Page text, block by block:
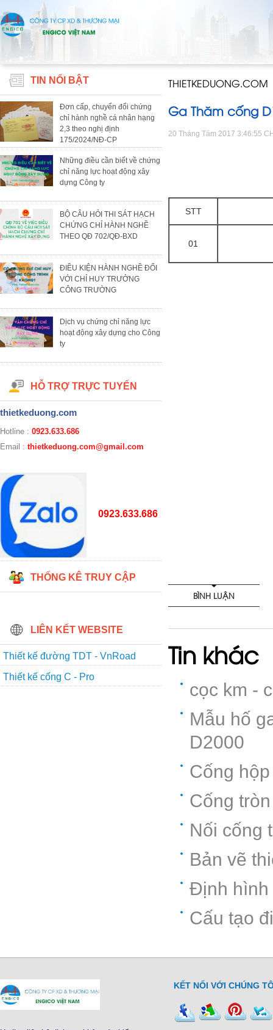
TIN NỔI BẬT
Đơn cấp, chuyển đổi chứng
chỉ hành nghề cá nhân hạng
2,3 theo nghị định
175/2024/NĐ-CP
Những điều cần biết về chứng
chỉ năng lực hoạt động xây
dựng Công ty
BỘ CÂU HỎI THI SÁT HẠCH
CHỨNG CHỈ HÀNH NGHỀ
THEO QĐ 702/QĐ-BXD
ĐIỀU KIỆN HÀNH NGHỀ ĐỐI
VỚI CHỈ HUY TRƯỞNG
CÔNG TRƯỜNG
Dịch vụ chứng chỉ năng lực
hoạt động xây dựng cho Công
ty
HỖ TRỢ TRỰC TUYẾN
thietkeduong.com
Hotline : 0923.633.686
Email : thietkeduong.com@gmail.com
0923.633.686
THỐNG KÊ TRUY CẬP
LIÊN KẾT WEBSITE
Thiết kế đường TDT - VnRoad
Thiết kế cống C - Pro
THIETKEDUONG.COM
Ga Thăm cống
20 Tháng Tám 2017 3:46:55
STT
01
BÌNH LUẬN
Tin khác
cọc km -
Mẫu hố
D2000
Cống
Cống
Nối cống
Bản vẽ
Định hình
Cấu tạo
KẾT NỐI VỚI CHÚNG